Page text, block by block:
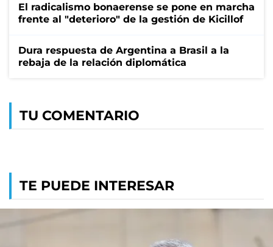
El radicalismo bonaerense se pone en marcha
frente al "deterioro" de la gestión de Kicillof
Dura respuesta de Argentina a Brasil a la
rebaja de la relación diplomática
TU COMENTARIO
TE PUEDE INTERESAR